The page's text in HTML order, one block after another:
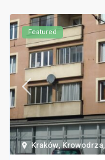
Kraków,Krowodrza,
Featured